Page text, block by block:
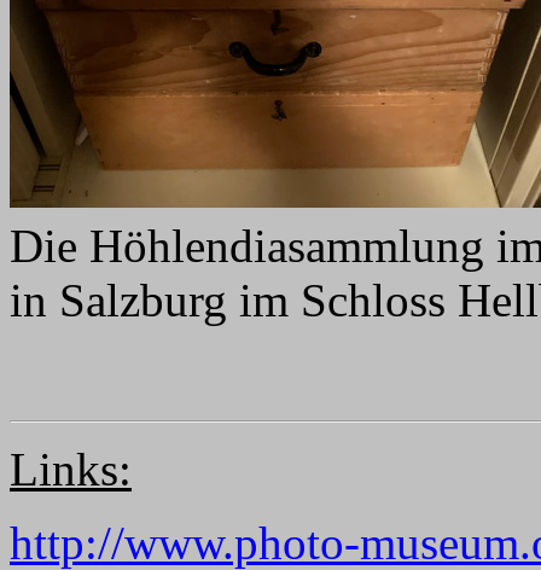
Die Höhlendiasammlung
in Salzburg im Schloss
Links:
http://www.photo-